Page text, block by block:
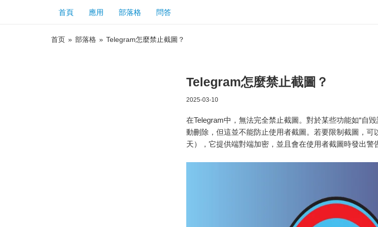
首頁 應用 部落格 問答
首页 » 部落格 » Telegram怎麼禁止截圖？
Telegram怎麼禁止截圖？
2025-03-10
在Telegram中，無法完全禁止截圖。對於某些功能如“自
動刪除，但這並不能防止使用者截圖。若要限制截圖，可
天），它提供端對端加密，並且會在使用者截圖時發出警